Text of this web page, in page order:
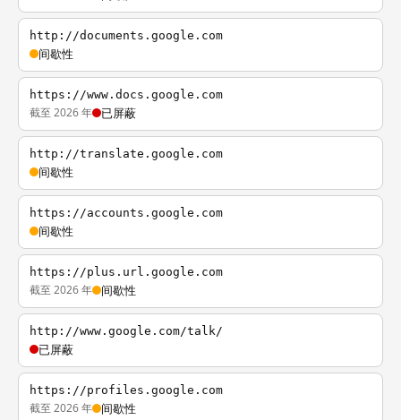
http://documents.google.com
间歇性
https://www.docs.google.com
截至 2026 年 已屏蔽
http://translate.google.com
间歇性
https://accounts.google.com
间歇性
https://plus.url.google.com
截至 2026 年 间歇性
http://www.google.com/talk/
已屏蔽
https://profiles.google.com
截至 2026 年 间歇性